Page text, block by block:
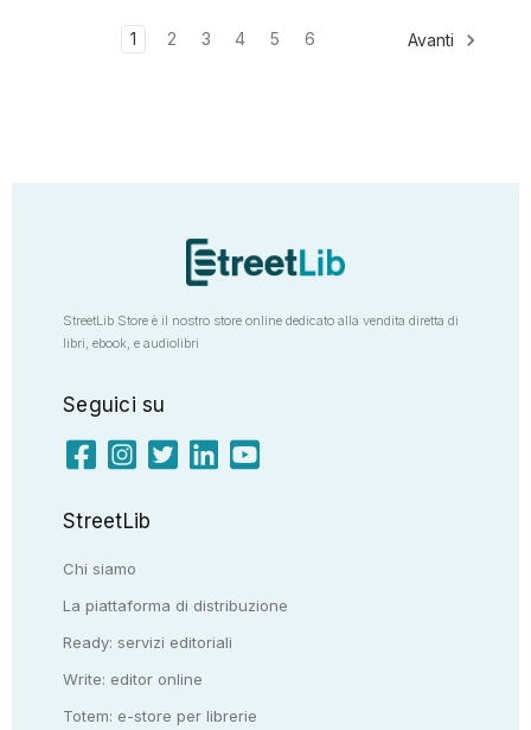
1 2 3 4 5 6 Avanti
StreetLib Store è il nostro store online dedicato alla vendita diretta di
libri, ebook, e audiolibri
Seguici su
StreetLib
Chi siamo
La piattaforma di distribuzione
Ready: servizi editoriali
Write: editor online
Totem: e-store per librerie